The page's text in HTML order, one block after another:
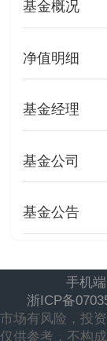
基金概况
净值明细
基金经理
基金公司
基金公告
手机端
浙ICP备
市场有风险，投
仅供参考，不构